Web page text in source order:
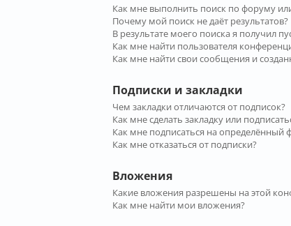
Как мне выполнить поиск по форуму
Почему мой поиск не даёт результатов?
В результате моего поиска я получил
Как мне найти пользователя
Как мне найти свои сообщения и
Подписки и закладки
Чем закладки отличаются от подписок?
Как мне сделать закладку или
Как мне подписаться на определённый
Как мне отказаться от подписки?
Вложения
Какие вложения разрешены на этой
Как мне найти мои вложения?